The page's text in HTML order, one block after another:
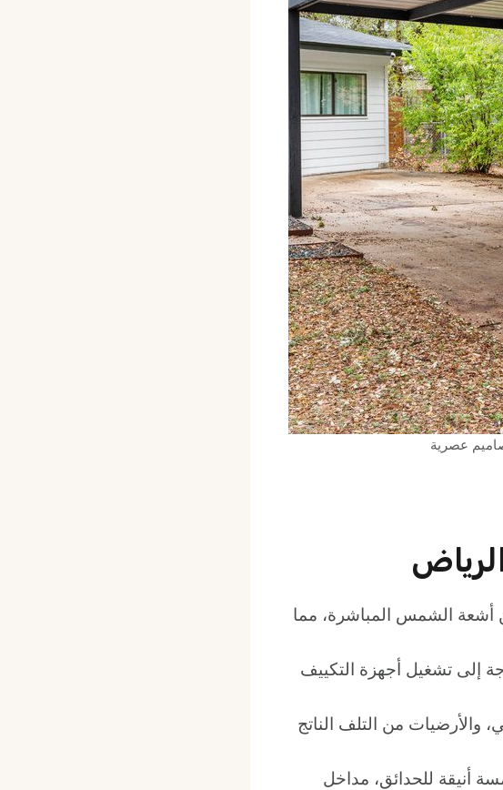
عصرية
أشعة الشمس المباشرة، مما
إلى تشغيل أجهزة التكييف
والأرضيات من التلف الناتج
أنيقة للحدائق، مداخل